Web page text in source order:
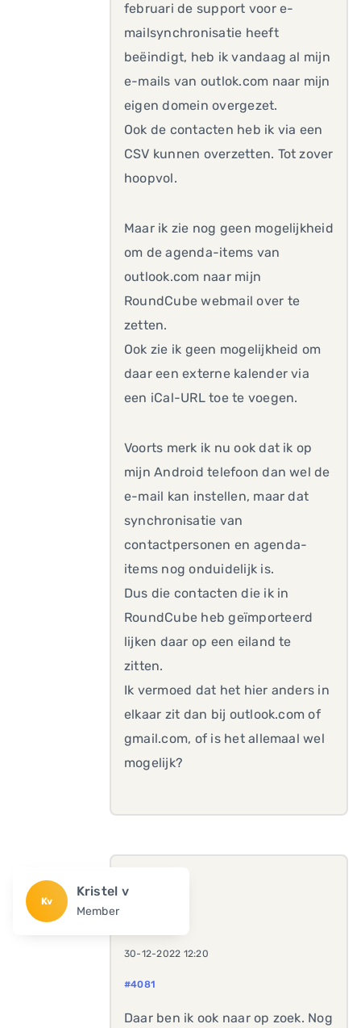
februari de support voor e-
mailsynchronisatie heeft
beëindigt, heb ik vandaag al mijn
e-mails van outlok.com naar mijn
eigen domein overgezet.
Ook de contacten heb ik via een
CSV kunnen overzetten. Tot zover
hoopvol.
Maar ik zie nog geen mogelijkheid
om de agenda-items van
outlook.com naar mijn
RoundCube webmail over te
zetten.
Ook zie ik geen mogelijkheid om
daar een externe kalender via
een iCal-URL toe te voegen.
Voorts merk ik nu ook dat ik op
mijn Android telefoon dan wel de
e-mail kan instellen, maar dat
synchronisatie van
contactpersonen en agenda-
items nog onduidelijk is.
Dus die contacten die ik in
RoundCube heb geïmporteerd
lijken daar op een eiland te
zitten.
Ik vermoed dat het hier anders in
elkaar zit dan bij outlook.com of
gmail.com, of is het allemaal wel
mogelijk?
Kv
Kristel v
Member
30-12-2022 12:20
#4081
Daar ben ik ook naar op zoek. Nog